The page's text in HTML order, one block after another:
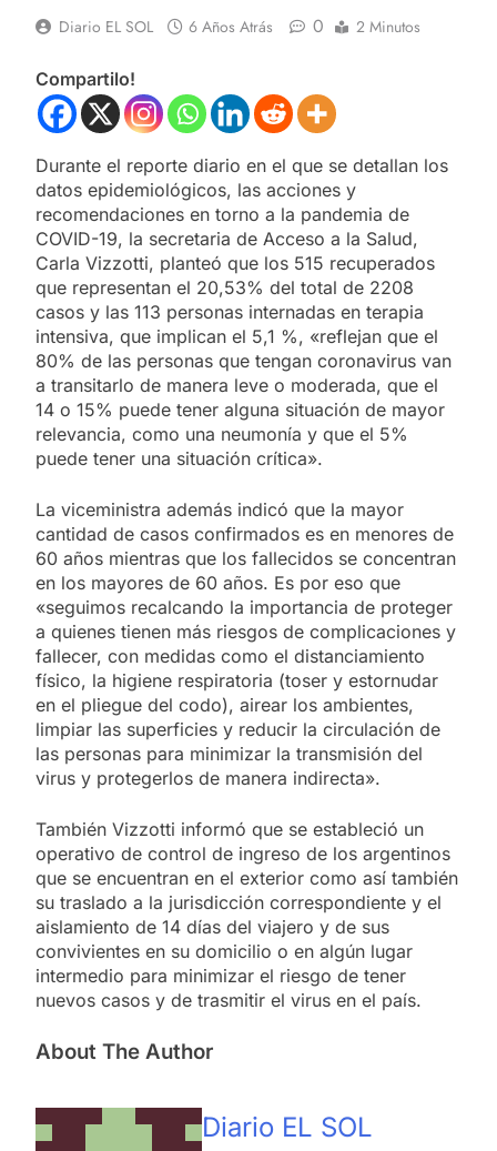
Diario EL SOL 6 Años Atrás 0 2 Minutos
Compartilo!
Durante el reporte diario en el que se detallan los
datos epidemiológicos, las acciones y
recomendaciones en torno a la pandemia de
COVID-19, la secretaria de Acceso a la Salud,
Carla Vizzotti, planteó que los 515 recuperados
que representan el 20,53% del total de 2208
casos y las 113 personas internadas en terapia
intensiva, que implican el 5,1 %, «reflejan que el
80% de las personas que tengan coronavirus van
a transitarlo de manera leve o moderada, que el
14 o 15% puede tener alguna situación de mayor
relevancia, como una neumonía y que el 5%
puede tener una situación crítica».
La viceministra además indicó que la mayor
cantidad de casos confirmados es en menores de
60 años mientras que los fallecidos se concentran
en los mayores de 60 años. Es por eso que
«seguimos recalcando la importancia de proteger
a quienes tienen más riesgos de complicaciones y
fallecer, con medidas como el distanciamiento
físico, la higiene respiratoria (toser y estornudar
en el pliegue del codo), airear los ambientes,
limpiar las superficies y reducir la circulación de
las personas para minimizar la transmisión del
virus y protegerlos de manera indirecta».
También Vizzotti informó que se estableció un
operativo de control de ingreso de los argentinos
que se encuentran en el exterior como así también
su traslado a la jurisdicción correspondiente y el
aislamiento de 14 días del viajero y de sus
convivientes en su domicilio o en algún lugar
intermedio para minimizar el riesgo de tener
nuevos casos y de trasmitir el virus en el país.
About The Author
Diario EL SOL